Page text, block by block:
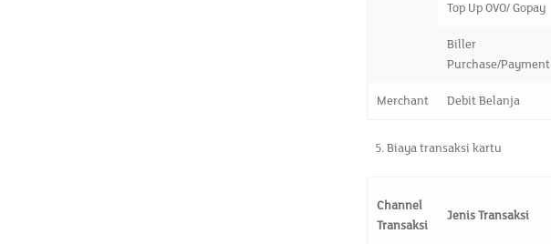
Top Up OVO/ Gopay
Biller
Purchase/Payment
Merchant Debit Belanja
Biaya transaksi kartu
Channel
Transaksi
Jenis Transaksi